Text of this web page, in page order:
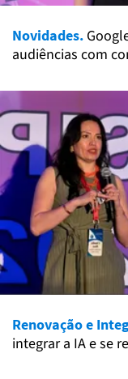
Novidades.
audiências com
Renovação e
integrar a IA e se